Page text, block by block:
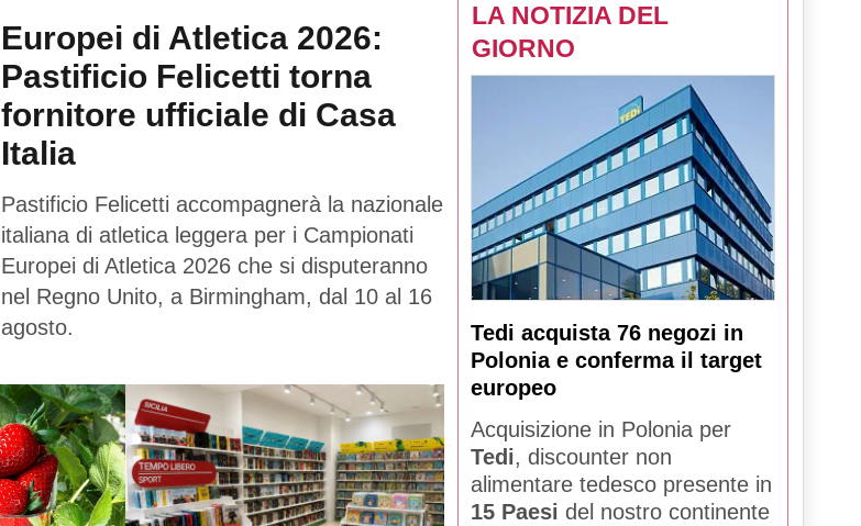
Europei di Atletica 2026:
Pastificio Felicetti torna
fornitore ufficiale di Casa
Italia
Pastificio Felicetti accompagnerà la nazionale
italiana di atletica leggera per i Campionati
Europei di Atletica 2026 che si disputeranno
nel Regno Unito, a Birmingham, dal 10 al 16
agosto.
LA NOTIZIA DEL
GIORNO
Tedi acquista 76 negozi in
Polonia e conferma il target
europeo
Acquisizione in Polonia per
Tedi, discounter non
alimentare tedesco presente in
15 Paesi del nostro continente